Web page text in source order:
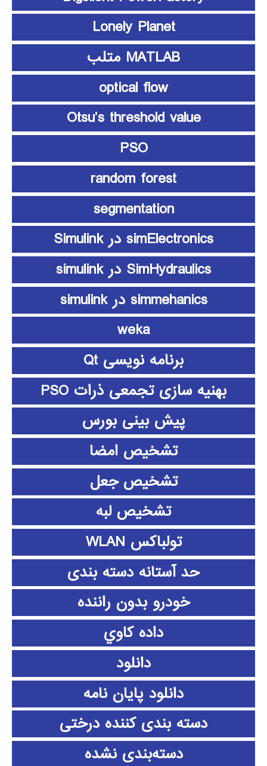
Lonely Planet
MATLAB متلب
optical flow
Otsu’s threshold value
PSO
random forest
segmentation
simElectronics در Simulink
SimHydraulics در simulink
simmehanics در simulink
weka
برنامه نویسی Qt
بهنیه سازی تجمعی ذرات PSO
پیش بینی بورس
تشخیص امضا
تشخیص جعل
تشخیص لبه
تولباکس WLAN
حد آستانه دسته بندی
خودرو بدون راننده
داده كاوي
دانلود
دانلود پايان نامه
دسته بندی کننده درختی
دسته‌بندی نشده